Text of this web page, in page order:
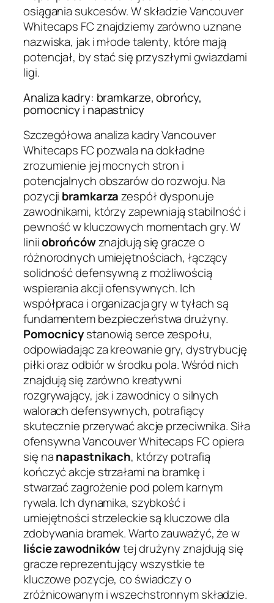
osiągania sukcesów. W składzie Vancouver
Whitecaps FC znajdziemy zarówno uznane
nazwiska, jak i młode talenty, które mają
potencjał, by stać się przyszłymi gwiazdami
ligi.
Analiza kadry: bramkarze, obrońcy,
pomocnicy i napastnicy
Szczegółowa analiza kadry Vancouver
Whitecaps FC pozwala na dokładne
zrozumienie jej mocnych stron i
potencjalnych obszarów do rozwoju. Na
pozycji bramkarzazespół dysponuje
zawodnikami, którzy zapewniają stabilność i
pewność w kluczowych momentach gry. W
liniiobrońcówznajdują się gracze o
różnorodnych umiejętnościach, łączący
solidność defensywną z możliwością
wspierania akcji ofensywnych. Ich
współpraca i organizacja gry w tyłach są
fundamentem bezpieczeństwa drużyny.
Pomocnicystanowią serce zespołu,
odpowiadając za kreowanie gry, dystrybucję
piłki oraz odbiór w środku pola. Wśród nich
znajdują się zarówno kreatywni
rozgrywający, jak i zawodnicy o silnych
walorach defensywnych, potrafiący
skutecznie przerywać akcje przeciwnika. Siła
ofensywna Vancouver Whitecaps FC opiera
się nanapastnikach, którzy potrafią
kończyć akcje strzałami na bramkę i
stwarzać zagrożenie pod polem karnym
rywala. Ich dynamika, szybkość i
umiejętności strzeleckie są kluczowe dla
zdobywania bramek. Warto zauważyć, że w
liście zawodnikówtej drużyny znajdują się
gracze reprezentujący wszystkie te
kluczowe pozycje, co świadczy o
zróżnicowanym i wszechstronnym składzie.